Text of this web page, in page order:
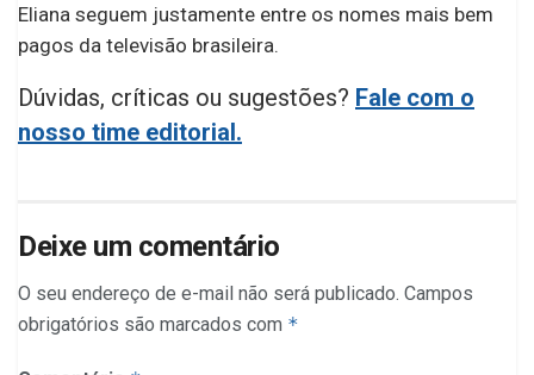
Eliana seguem justamente entre os nomes mais bem
pagos da televisão brasileira.
Dúvidas, críticas ou sugestões? Fale com o
nosso time editorial.
Deixe um comentário
O seu endereço de e-mail não será publicado. Campos
obrigatórios são marcados com *